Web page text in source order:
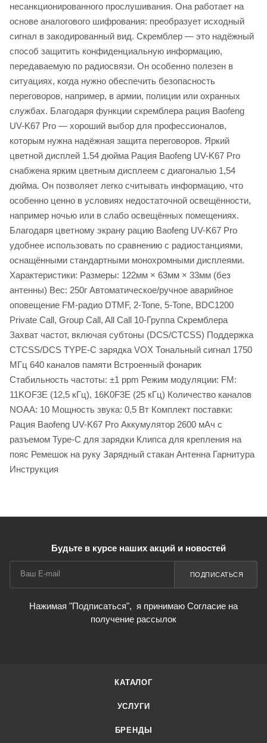
несанкционированного прослушивания. Она работает на
основе аналогового шифрования: преобразует исходный
сигнал в закодированный вид. Скремблер — это надёжный
способ защитить конфиденциальную информацию,
передаваемую по радиосвязи. Он особенно полезен в
ситуациях, когда нужно обеспечить безопасность
переговоров, например, в армии, полиции или охранных
службах. Благодаря функции скремблера рация Baofeng
UV-K67 Pro — хороший выбор для профессионалов,
которым нужна надёжная защита переговоров. Яркий
цветной дисплей 1.54 дюйма Рация Baofeng UV-K67 Pro
снабжена ярким цветным дисплеем с диагональю 1,54
дюйма. Он позволяет легко считывать информацию, что
особенно ценно в условиях недостаточной освещённости,
например ночью или в слабо освещённых помещениях.
Благодаря цветному экрану рацию Baofeng UV-K67 Pro
удобнее использовать по сравнению с радиостанциями,
оснащёнными стандартными монохромными дисплеями.
Характеристики: Размеры: 122мм × 63мм × 33мм (без
антенны) Вес: 250г Автоматическое/ручное аварийное
оповещение FM-радио DTMF, 2-Tone, 5-Tone, BDC1200
Private Call, Group Call, All Call 10-Группа Скремблера
Захват частот, включая субтоны (DCS/CTCSS) Поддержка
CTCSS/DCS TYPE-C зарядка VOX Тональный сигнал 1750
МГц 640 каналов памяти Встроенный фонарик
Стабильность частоты: ±1 ppm Режим модуляции: FM:
11KOF3E (12,5 кГц), 16K0F3E (25 кГц) Количество каналов
NOAA: 10 Мощность звука: 0,5 Вт Комплект поставки:
Рация Baofeng UV-K67 Pro Аккумулятор 2600 мАч с
разъемом Type-C для зарядки Клипса для крепления на
пояс Ремешок на руку Зарядный стакан Антенна Гарнитура
Инструкция
Будьте в курсе наших акций и новостей
ПОДПИСАТЬСЯ
Нажимая "Подписаться", я принимаю Согласие на
получение рассылок
КАТАЛОГ
УСЛУГИ
БРЕНДЫ